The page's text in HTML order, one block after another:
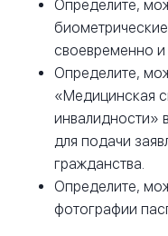
Определите,
своевременно
Определите,
«Медицинская
инвалидности»
для подачи
гражданства.
Определите,
фотографии